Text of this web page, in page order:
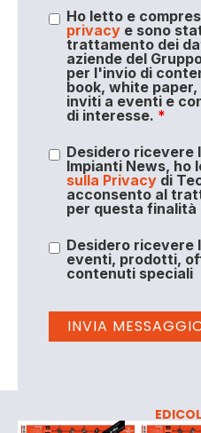
Ho letto e
privacye sono
trattamento dei
aziende del
per l'invio di
book, white
inviti a eventi e
di interesse. *
Desidero ricevere
Impianti News, ho
sulla Privacydi
acconsento al
per questa finalità
Desidero ricevere
eventi, prodotti,
contenuti speciali